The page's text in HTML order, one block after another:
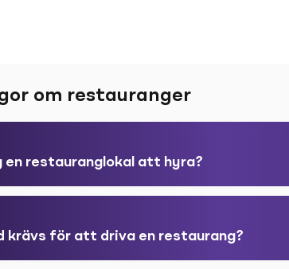
om restauranger
en restauranglokal att hyra?
krävs för att driva en restaurang?